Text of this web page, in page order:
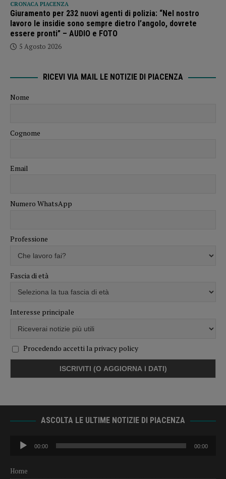
CRONACA PIACENZA
Giuramento per 232 nuovi agenti di polizia: “Nel nostro
lavoro le insidie sono sempre dietro l’angolo, dovrete
essere pronti” – AUDIO e FOTO
5 Agosto 2026
RICEVI VIA MAIL LE NOTIZIE DI PIACENZA
Nome
Cognome
Email
Numero WhatsApp
Professione
Fascia di età
Interesse principale
Procedendo accetti la privacy policy
ASCOLTA LE ULTIME NOTIZIE DI PIACENZA
Audio
Player
00:00 00:00
Home